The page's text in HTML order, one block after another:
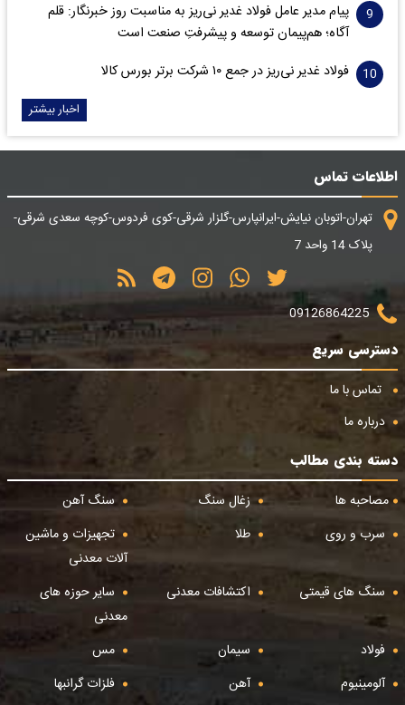
پیام مدیر عامل فولاد غدیر نی‌ریز به مناسبت روز خبرنگار: قلم
آگاه؛ هم‌پیمان توسعه و پیشرفتِ صنعت است
فولاد غدیر نی‌ریز در جمع ۱۰ شرکت برتر بورس کالا
اخبار بیشتر
اطلاعات تماس
تهران-اتوبان نیایش-ایرانپارس-گلزار شرقی-کوی فردوس-کوچه سعدی شرقی-
پلاک 14 واحد 7
09126864225
دسترسی سریع
تماس با ما
درباره ما
دسته بندی مطالب
مصاحبه ها
زغال سنگ
سنگ آهن
سرب و روی
طلا
تجهیزات و ماشین
آلات معدنی
سنگ های قیمتی
اکتشافات معدنی
سایر حوزه های
معدنی
فولاد
سیمان
مس
آلومینیوم
آهن فلزات گرانبها